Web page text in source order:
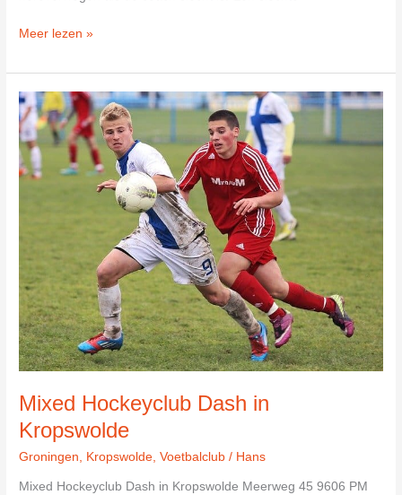
Zaalvoetbalvereniging
Varenbeuk
in
Brunssum
Meer lezen »
Mixed Hockeyclub Dash in
Kropswolde
Groningen Kropswolde ,Voetbalclub / Hans
Mixed Hockeyclub Dash in Kropswolde Meerweg 45 9606 PM